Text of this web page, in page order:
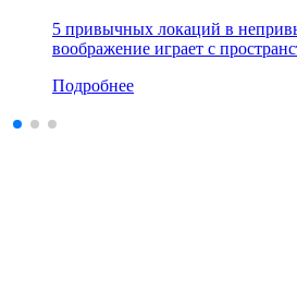
5 привычных локаций в
воображение играет с
Подробнее